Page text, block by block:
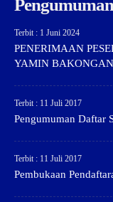
Pengumuman
Terbit : 1 Juni 2024
PENERIMAAN
YAMIN
Terbit : 11 Juli 2017
Pengumuman Daftar
Terbit : 11 Juli 2017
Pembukaan